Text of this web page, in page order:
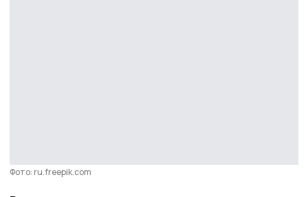
Фото: ru.freepik.com